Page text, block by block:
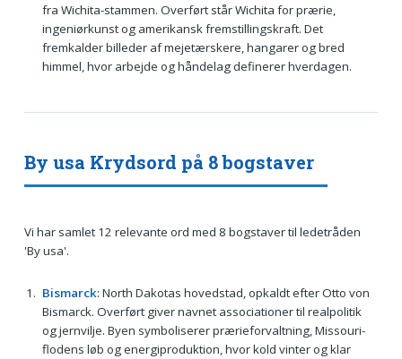
fra Wichita-stammen. Overført står Wichita for prærie,
ingeniørkunst og amerikansk fremstillingskraft. Det
fremkalder billeder af mejetærskere, hangarer og bred
himmel, hvor arbejde og håndelag definerer hverdagen.
By usa Krydsord på 8 bogstaver
Vi har samlet 12 relevante ord med 8 bogstaver til ledetråden
'By usa'.
Bismarck: North Dakotas hovedstad, opkaldt efter Otto von
Bismarck. Overført giver navnet associationer til realpolitik
og jernvilje. Byen symboliserer prærieforvaltning, Missouri-
flodens løb og energiproduktion, hvor kold vinter og klar